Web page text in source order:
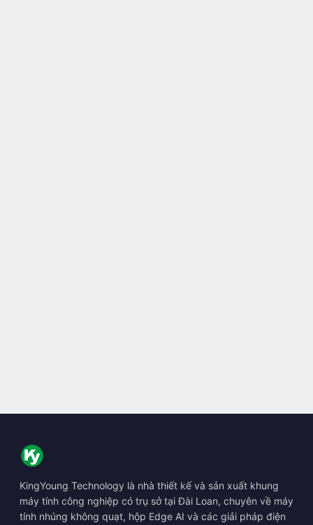
KingYoung Technology là nhà thiết kế và sản xuất khung
máy tính công nghiệp có trụ sở tại Đài Loan, chuyên về máy
tính nhúng không quạt, hộp Edge AI và các giải pháp điện